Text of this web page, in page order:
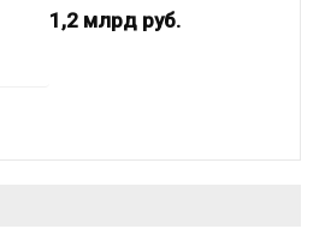
1,2 млрд руб.